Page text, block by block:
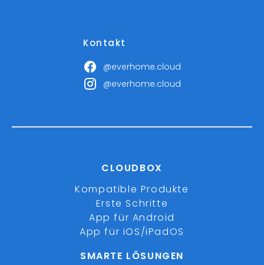
Kontakt
@everhome.cloud
@everhome.cloud
CLOUDBOX
Kompatible Produkte
Erste Schritte
App für Android
App für iOS/iPadOS
SMARTE LÖSUNGEN